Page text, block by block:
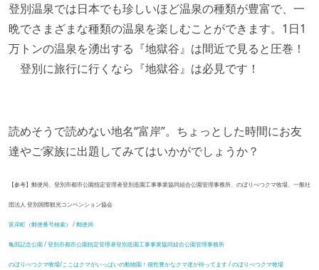
登別温泉では日本でも珍しいほど温泉の種類が豊富で、一
晩でさまざまな種類の温泉を楽しむことができます。1日1
万トンの温泉を湧出する『地獄谷』は間近で見ると圧巻！
登別に旅行に行くなら『地獄谷』は必見です！
読めそうで読めない地名“富岸”。ちょっとした時間にお友
達やご家族に出題してみてはいかがでしょうか？
【参考】郵便局、登別市都市公園指定管理者登別造園工事事業協同組合公園管理事務所、のぼりべつクマ牧場、一般社
団法人 登別国際観光コンベンション協会
富岸町（郵便番号検索） / 郵便局
亀田記念公園 / 登別市都市公園指定管理者登別造園工事事業協同組合公園管理事務所
のぼりべつクマ牧場/ここはクマがいっぱいの動物園！個性豊かなクマ達が待ってます / のぼりべつクマ牧場